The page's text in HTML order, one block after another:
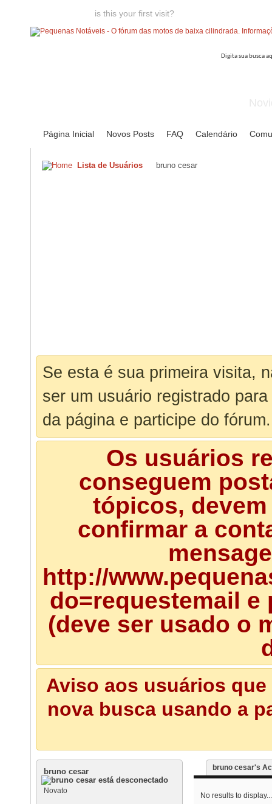
is this your first visit?
Página Inicial Novos Posts FAQ Calendário
Lista de Usuários bruno cesar
Se esta é sua primeira visita,
ser um usuário registrado
da página e participe do fórum.
Os usuários
conseguem
tópicos,
confirmar a
http://
do=requestemail
(deve ser usado o
Aviso aos usuários
nova busca usando a
bruno cesar
Novato
bruno cesar's
No results to display...